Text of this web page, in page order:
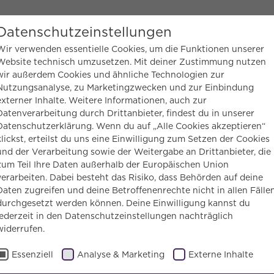
MITMACHENUNTERSTÜTZENBLOG
Sprache
Vom Butterschütteln zur Kräuterbutter:…
zur
Kinder kochen
verwenden essentielle Cookies, um die Funktionen unserer
technisch umzusetzen. Mit deiner Zustimmung nutzen
außerdem Cookies und ähnliche Technologien zur
zu Marketingzwecken und zur Einbindung
Inhalte. Weitere Informationen, auch zur
durch Drittanbieter, findest du in unserer
Wenn du auf „Alle Cookies akzeptieren“
erteilst du uns eine Einwilligung zum Setzen der Cookies
der Verarbeitung sowie der Weitergabe an Drittanbieter, die
Teil Ihre Daten außerhalb der Europäischen Union
Dabei besteht das Risiko, dass Behörden auf deine
zugreifen und deine Betroffenenrechte nicht in allen
werden können. Deine Einwilligung kannst du
in den Datenschutzeinstellungen nachträglich
Essenziell Analyse & Marketing Externe Inhalte